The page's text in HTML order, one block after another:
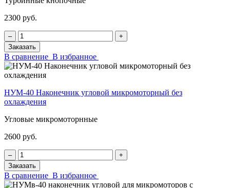
2300 руб.
‒
+
Заказать
В сравнение В избранное
НУМ-40 Наконечник угловой микромоторный без
охлаждения
Угловые микромоторнные
2600 руб.
‒
+
Заказать
В сравнение В избранное